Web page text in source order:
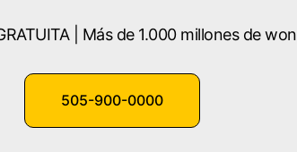
| Más de 1.000 millones de won
505-900-0000